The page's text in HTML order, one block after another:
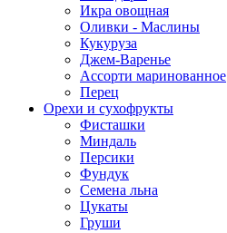
Икра овощная
Оливки - Маслины
Кукуруза
Джем-Варенье
Ассорти маринованное
Перец
Орехи и сухофрукты
Фисташки
Миндаль
Персики
Фундук
Семена льна
Цукаты
Груши